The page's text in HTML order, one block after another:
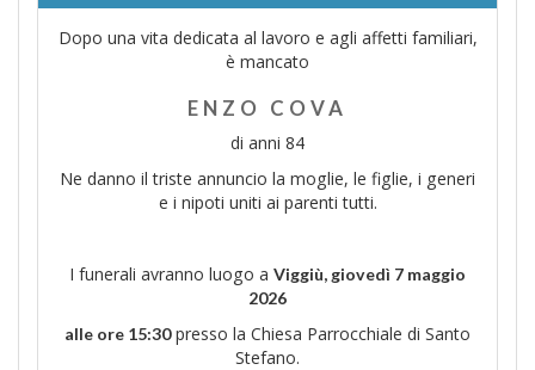
Dopo una vita dedicata al lavoro e agli affetti familiari,
è mancato
ENZO COVA
di anni 84
Ne danno il triste annuncio la moglie, le figlie, i generi
e i nipoti uniti ai parenti tutti.
I funerali avranno luogo a Viggiù, giovedì 7 maggio
2026
alle ore 15:30presso la Chiesa Parrocchiale di Santo
Stefano.